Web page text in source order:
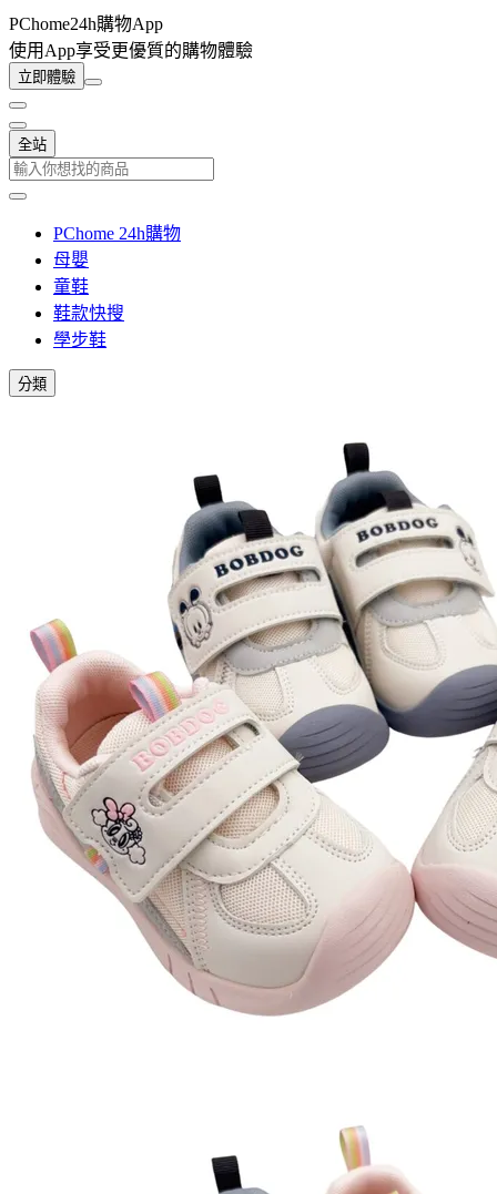
PChome24h購物App
使用App享受更優質的購物體驗
立即體驗
全站
PChome 24h購物
母嬰
童鞋
鞋款快搜
學步鞋
分類